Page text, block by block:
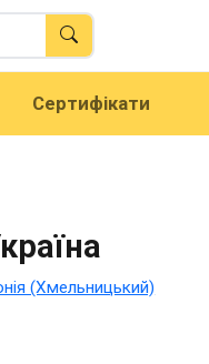
Сертифікати
(Хмельницький)